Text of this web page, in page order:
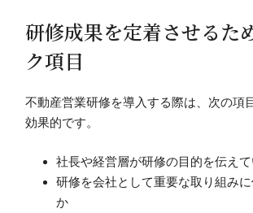
研修成果を定着させるた
ク項目
不動産営業研修を導入する際は、次の項
効果的です。
社長や経営層が研修の目的を伝え
研修を会社として重要な取り組み
か